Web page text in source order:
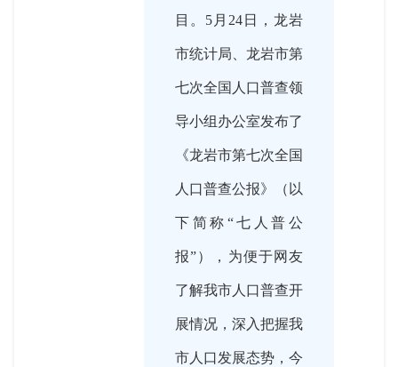
目。5月24日，龙岩
市统计局、龙岩市第
七次全国人口普查领
导小组办公室发布了
《龙岩市第七次全国
人口普查公报》（以
下简称“七人普公
报”），为便于网友
了解我市人口普查开
展情况，深入把握我
市人口发展态势，今